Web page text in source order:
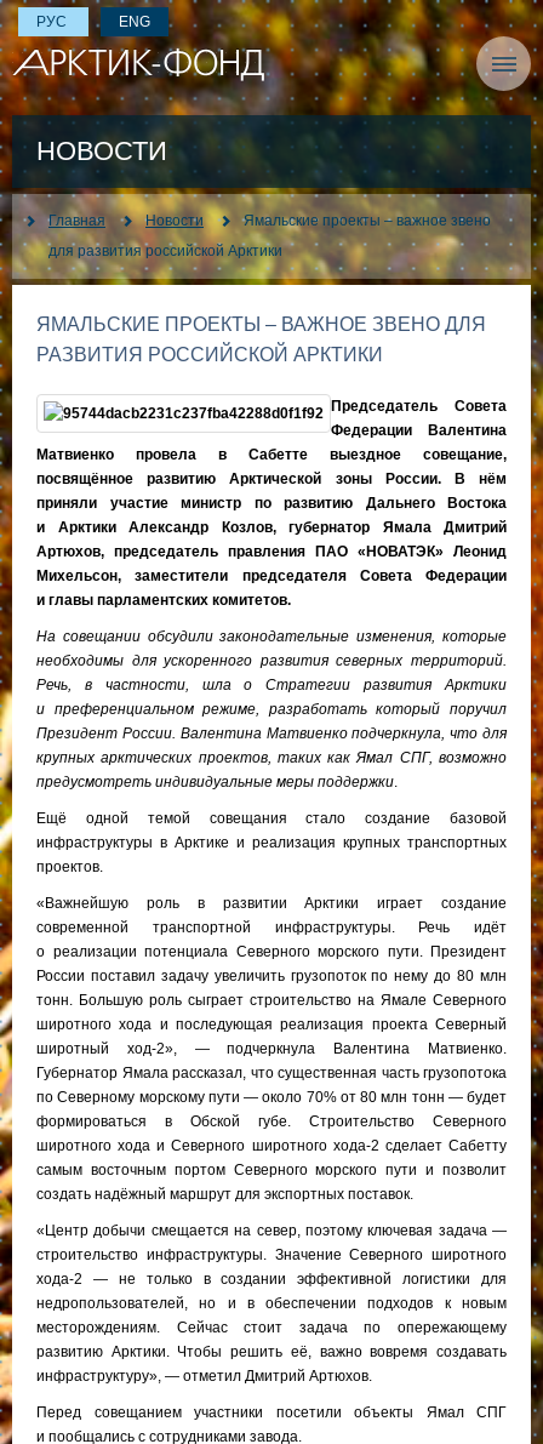
РУС ENG
НОВОСТИ
Главная Новости
Ямальские проекты – важное звено
для развития российской Арктики
ЯМАЛЬСКИЕ ПРОЕКТЫ – ВАЖНОЕ ЗВЕНО ДЛЯ
РАЗВИТИЯ РОССИЙСКОЙ АРКТИКИ
Председатель Совета
Федерации Валентина
Матвиенко провела в Сабетте выездное совещание,
посвящённое развитию Арктической зоны России. В нём
приняли участие министр по развитию Дальнего Востока
и Арктики Александр Козлов, губернатор Ямала Дмитрий
Артюхов, председатель правления ПАО «НОВАТЭК» Леонид
Михельсон, заместители председателя Совета Федерации
и главы парламентских комитетов.
На совещании обсудили законодательные изменения, которые
необходимы для ускоренного развития северных территорий.
Речь, в частности, шла о Стратегии развития Арктики
и преференциальном режиме, разработать который поручил
Президент России. Валентина Матвиенко подчеркнула, что для
крупных арктических проектов, таких как Ямал СПГ, возможно
предусмотреть индивидуальные меры поддержки.
Ещё одной темой совещания стало создание базовой
инфраструктуры в Арктике и реализация крупных транспортных
проектов.
«Важнейшую роль в развитии Арктики играет создание
современной транспортной инфраструктуры. Речь идёт
о реализации потенциала Северного морского пути. Президент
России поставил задачу увеличить грузопоток по нему до 80 млн
тонн. Большую роль сыграет строительство на Ямале Северного
широтного хода и последующая реализация проекта Северный
широтный ход-2», — подчеркнула Валентина Матвиенко.
Губернатор Ямала рассказал, что существенная часть грузопотока
по Северному морскому пути — около 70% от 80 млн тонн — будет
формироваться в Обской губе. Строительство Северного
широтного хода и Северного широтного хода-2 сделает Сабетту
самым восточным портом Северного морского пути и позволит
создать надёжный маршрут для экспортных поставок.
«Центр добычи смещается на север, поэтому ключевая задача —
строительство инфраструктуры. Значение Северного широтного
хода-2 — не только в создании эффективной логистики для
недропользователей, но и в обеспечении подходов к новым
месторождениям. Сейчас стоит задача по опережающему
развитию Арктики. Чтобы решить её, важно вовремя создавать
инфраструктуру», — отметил Дмитрий Артюхов.
Перед совещанием участники посетили объекты Ямал СПГ
и пообщались с сотрудниками завода.